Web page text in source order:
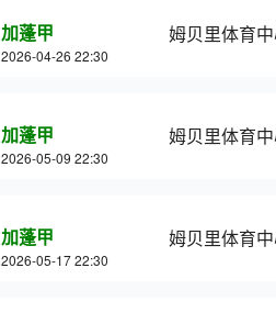
加蓬甲
2026-04-26 22:30
姆贝里体育
加蓬甲
2026-05-09 22:30
姆贝里体育
加蓬甲
2026-05-17 22:30
姆贝里体育